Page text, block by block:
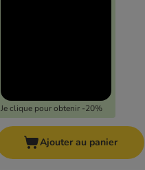
Je clique pour obtenir -20%
Ajouter au panier